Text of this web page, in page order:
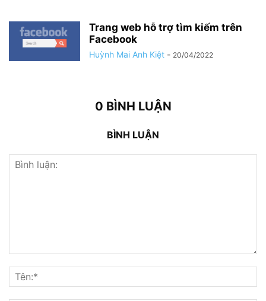
Trang web hỗ trợ tìm kiếm trên
Facebook
Huỳnh Mai Anh Kiệt - 20/04/2022
0 BÌNH LUẬN
BÌNH LUẬN